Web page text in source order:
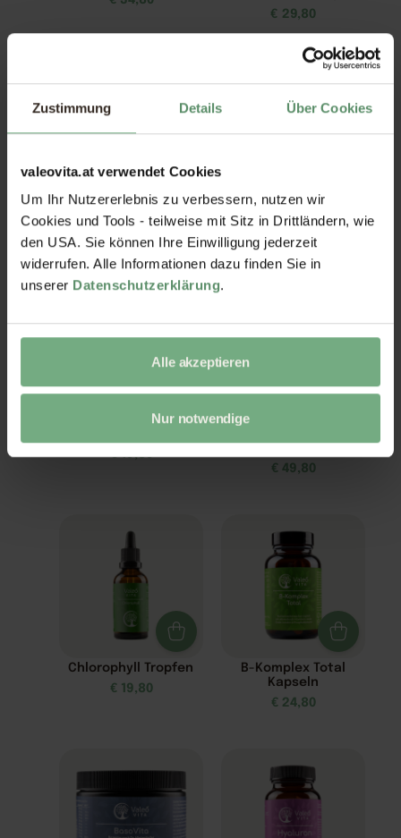
Zustimmung Details Über Cookies
valeovita.at verwendet Cookies
Um Ihr Nutzererlebnis zu verbessern, nutzen wir
Cookies und Tools - teilweise mit Sitz in Drittländern, wie
den USA. Sie können Ihre Einwilligung jederzeit
widerrufen. Alle Informationen dazu finden Sie in
unserer Datenschutzerklärung.
Alle akzeptieren
Nur notwendige
€ 29,80
Nattokinase Kapseln
€ 21,80
Zink-Quartett Kapseln
19,80
€19,80
€ 49,80
Chlorophyll Tropfen
€ 19,80
B-Komplex Total
Kapseln
€ 24,80